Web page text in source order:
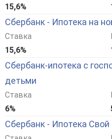
15,6%
Сбербанк - Ипотека на
Ставка
15,6%
Сбербанк-ипотека с
детьми
Ставка
6%
Сбербанк - Ипотека